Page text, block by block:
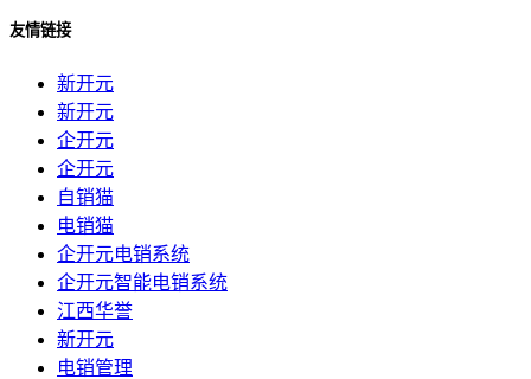
友情链接
新开元
新开元
企开元
企开元
自销猫
电销猫
企开元电销系统
企开元智能电销系统
江西华誉
新开元
电销管理